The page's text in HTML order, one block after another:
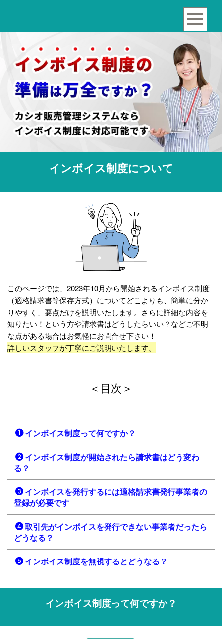
インボイス制度について
このページでは、2023年10月から開始されるインボイス制度
（適格請求書等保存方式）についてどこよりも、簡単に分か
りやすく、要点だけを説明いたします。さらに詳細な内容を
知りたい！という方や請求書はどうしたらいい？などご不明
な点がある場合はお気軽にお問合せ下さい！
詳しいスタッフが丁寧にご説明いたします。
＜目次＞
インボイス制度って何ですか？
インボイス制度が開始されたら請求書はどう変わ
る？
インボイスを発行するには適格請求書発行事業者の
登録が必要です
取引先がインボイスを発行できない事業者だったら
どうなる？
インボイス制度を無視するとどうなる？
インボイス制度って何ですか？